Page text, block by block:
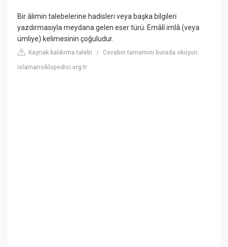
Bir âlimin talebelerine hadisleri veya başka bilgileri
yazdırmasıyla meydana gelen eser türü. Emâlî imlâ (veya
ümliye) kelimesinin çoğuludur.
Kaynak kaldırma talebi |Cevabın tamamını burada okuyun:
islamansiklopedisi.org.tr